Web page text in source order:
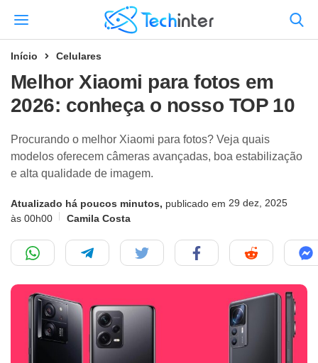
Início Celulares
Melhor Xiaomi para fotos em
2026: conheça o nosso TOP 10
Procurando o melhor Xiaomi para fotos? Veja quais
modelos oferecem câmeras avançadas, boa estabilização
e alta qualidade de imagem.
Atualizado há poucos minutos, publicado em 29 dez, 2025
às 00h00
Camila Costa